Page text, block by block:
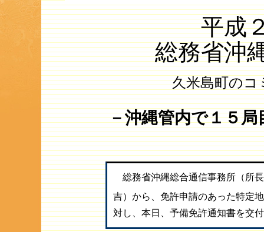
平成
総務省沖
久米島町のコ
－沖縄管内で１５
総務省沖縄総合通信事務所（所
吉）から、免許申請のあった特定
対し、本日、予備免許通知書を交